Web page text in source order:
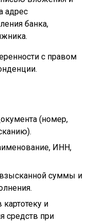
адрес
банка,
с правом
(номер,
ИНН,
суммы и
и
средств при